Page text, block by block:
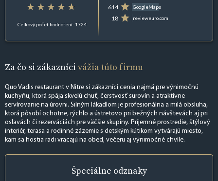
Celkový počet hodnotení: 1724
614 GoogleMaps
18 revieweuro.com
Za čo si zákazníci vážia túto firmu
Quo Vadis restaurant v Nitre si zákazníci cenia najmä pre výnimočnú
kuchyňu, ktorá spája skvelú chuť, čerstvosť surovín a atraktívne
servírovanie na úrovni. Silným lákadlom je profesionálna a milá obsluha,
ktorá pôsobí ochotne, rýchlo a ústretovo pri bežných návštevách aj pri
oslavách či rezerváciách pre väčšie skupiny. Príjemné prostredie, štýlový
interiér, terasa a rodinné zázemie s detským kútikom vytvárajú miesto,
kam sa hostia radi vracajú na obed, večeru aj výnimočné chvíle.
Špeciálne odznaky